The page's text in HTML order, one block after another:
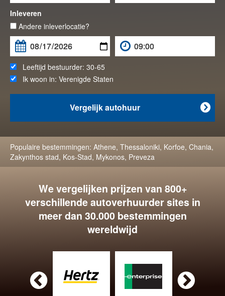
Inleveren
Andere inleverlocatie?
Leeftijd bestuurder: 30-65
Ik woon in: Verenigde Staten

Vergelijk autohuur
Populaire bestemmingen: Athene, Thessaloniki, Korfoe, Chania,
Zakynthos stad, Kos-Stad, Mykonos, Preveza
We vergelijken prijzen van 800+
verschillende autoverhuurder sites in
meer dan 30.000 bestemmingen
wereldwijd
 